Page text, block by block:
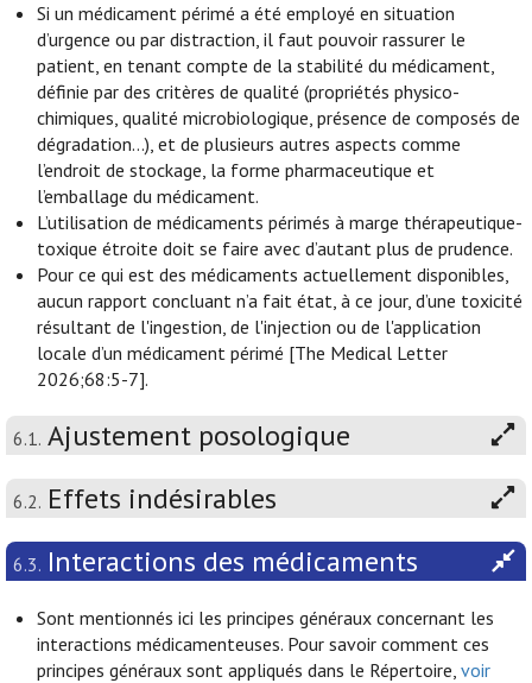
Si un médicament périmé a été employé en situation
d’urgence ou par distraction, il faut pouvoir rassurer le
patient, en tenant compte de la stabilité du médicament,
définie par des critères de qualité (propriétés physico-
chimiques, qualité microbiologique, présence de composés de
dégradation…), et de plusieurs autres aspects comme
l’endroit de stockage, la forme pharmaceutique et
l’emballage du médicament.
L’utilisation de médicaments périmés à marge thérapeutique-
toxique étroite doit se faire avec d’autant plus de prudence.
Pour ce qui est des médicaments actuellement disponibles,
aucun rapport concluant n’a fait état, à ce jour, d’une toxicité
résultant de l'ingestion, de l'injection ou de l'application
locale d’un médicament périmé [The Medical Letter
2026;68:5-7].
6.1. Ajustement posologique
6.2. Effets indésirables
6.3. Interactions des médicaments
Sont mentionnés ici les principes généraux concernant les
interactions médicamenteuses. Pour savoir comment ces
principes généraux sont appliqués dans le Répertoire,voir